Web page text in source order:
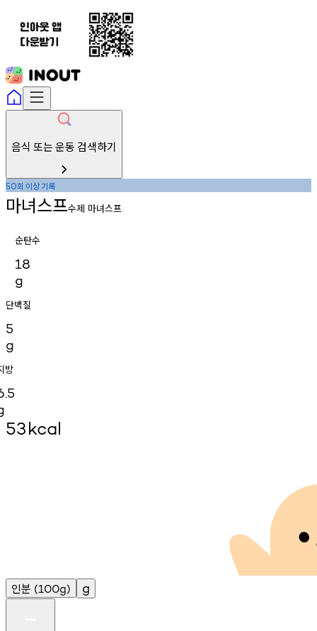
음식 또는 운동 검색하기
50회 이상기록
마녀스프수제 마녀스프
순탄수
18
g
단백질
5
g
방
53kcal
인분 (100g) g